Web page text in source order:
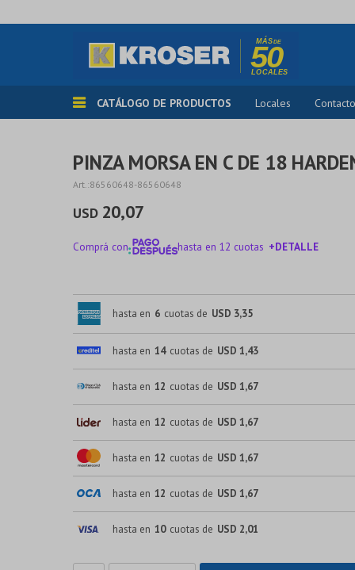
CATÁLOGO DE PRODUCTOS Locales Contacto
PINZA MORSA EN C DE 18
86560648-86560648
USD 20,07
Comprá con hasta en 12 cuotas +DETALLE
hasta en 6 cuotas de USD 3,35
hasta en 14 cuotas de USD 1,43
hasta en 12 cuotas de USD 1,67
hasta en 12 cuotas de USD 1,67
hasta en 12 cuotas de USD 1,67
hasta en 12 cuotas de USD 1,67
hasta en 10 cuotas de USD 2,01